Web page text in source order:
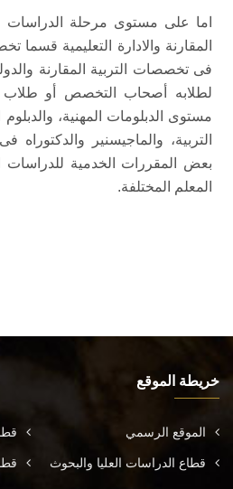
اما على مستوى مرحلة الدراسات
المقارنة والادارة التعليمية
فى تخصصات التربية المقارنة
لطلابه أصحاب التخصص أو
مستوى الدبلومات المهنية،
التربية، والماجيسنير والدكتوراه
بعض المقررات الخدمية للدراسات
المعلم المختلفة.
خريطة الموقع
الموقع الرسمي
قطاع الدراسات العليا والبحوث